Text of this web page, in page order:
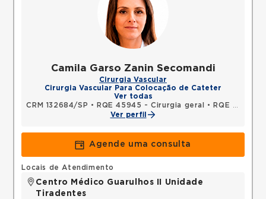
Camila Garso Zanin Secomandi
Cirurgia Vascular
Cirurgia Vascular Para Colocação de Cateter
Ver todas
CRM 132684/SP • RQE 45945 - Cirurgia geral •
RQE 65082 - Cirurgia vascular
Ver perfil
Agende uma consulta
Locais de Atendimento
Centro Médico Guarulhos II Unidade
Tiradentes